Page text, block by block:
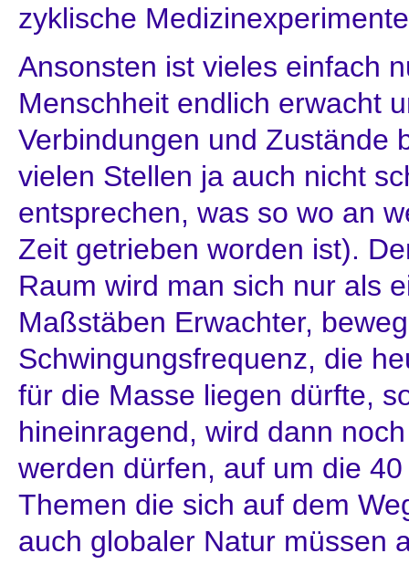
zyklische
Ansonsten ist vieles einfach
Menschheit endlich erwacht
Verbindungen und Zustände
vielen Stellen ja auch nicht
entsprechen, was so wo an
Zeit getrieben worden ist).
Raum wird man sich nur als
Maßstäben Erwachter,
Schwingungsfrequenz, die
für die Masse liegen dürfte,
hineinragend, wird dann
werden dürfen, auf um die
Themen die sich auf dem
auch globaler Natur müssen